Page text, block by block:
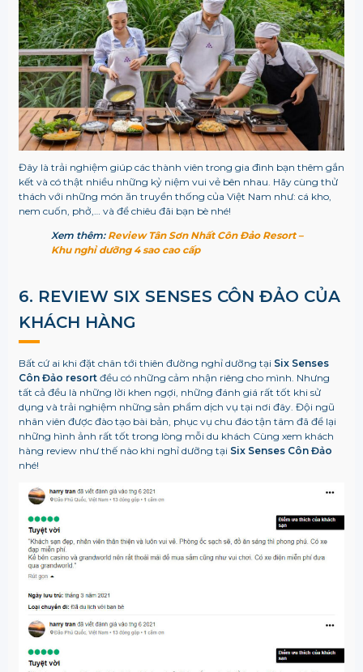
Đây là trải nghiệm giúp các thành viên trong gia đình bạn thêm gắn
kết và có thật nhiều những kỷ niệm vui vẻ bên nhau. Hãy cùng thử
thách với những món ăn truyền thống của Việt Nam như: cá kho,
nem cuốn, phở,… và để chiêu đãi bạn bè nhé!
Xem thêm: Review Tân Sơn Nhất Côn Đảo Resort –
Khu nghỉ dưỡng 4 sao cao cấp
6. REVIEW SIX SENSES CÔN ĐẢO CỦA
KHÁCH HÀNG
Bất cứ ai khi đặt chân tới thiên đường nghỉ dưỡng tại Six Senses
Côn Đảo resort đều có những cảm nhận riêng cho mình. Nhưng
tất cả đều là những lời khen ngợi, những đánh giá rất tốt khi sử
dụng và trải nghiệm những sản phẩm dịch vụ tại nơi đây. Đội ngũ
nhân viên được đào tạo bài bản, phục vụ chu đáo tận tâm đã để lại
những hình ảnh rất tốt trong lòng mỗi du khách Cùng xem khách
hàng review như thế nào khi nghỉ dưỡng tại Six Senses Côn Đảo
nhé!